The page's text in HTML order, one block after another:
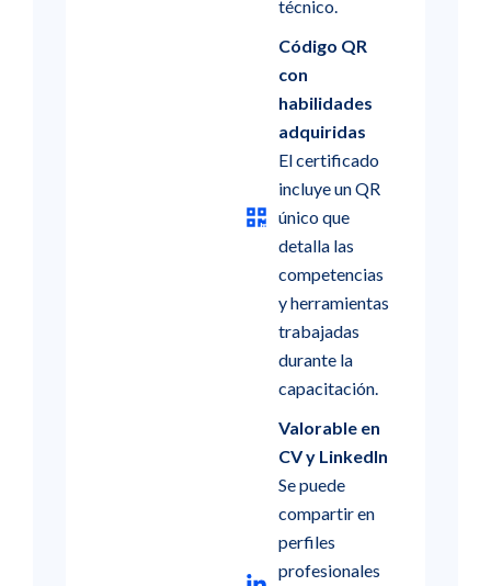
técnico.
Código QR
con
habilidades
adquiridas
El certificado
incluye un QR
único que
detalla las
competencias
y herramientas
trabajadas
durante la
capacitación.
Valorable en
CV y LinkedIn
Se puede
compartir en
perfiles
profesionales